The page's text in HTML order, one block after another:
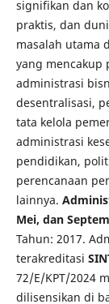
signifikan dan
praktis, dan
masalah utama
yang mencakup
administrasi
desentralisasi,
tata kelola
administrasi
pendidikan,
perencanaan
lainnya.
Mei, dan
Tahun: 2017.
terakreditasi
72/E/KPT/2024
dilisensikan di